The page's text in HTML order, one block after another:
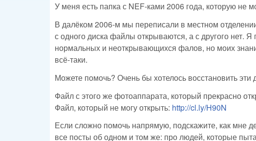
У меня есть папка с NEF-ками 2006 года, которую не
В далёком 2006-м мы переписали в местном
с одного диска файлы открываются, а с другого нет.
нормальных и неоткрывающихся фалов, но моих
всё-таки.
Можете помочь? Очень бы хотелось восстановить эти
Файл с этого же фотоаппарата, который прекрасно
Файл, который не могу открыть: http://cl.ly/H90N
Если сложно помочь напрямую, подскажите, как мне
все посты об одном и том же: про людей, которые